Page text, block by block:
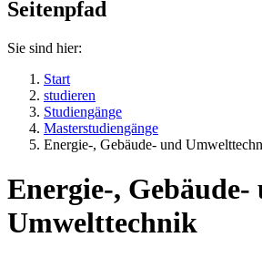
Seitenpfad
Sie sind hier:
Start
studieren
Studiengänge
Masterstudiengänge
Energie-, Gebäude- und
Energie-, Gebäude-
Umwelttechnik